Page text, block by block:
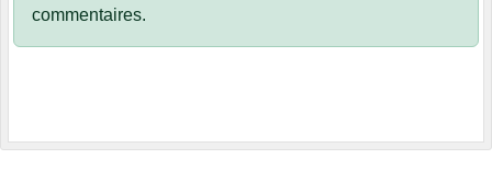
commentaires.